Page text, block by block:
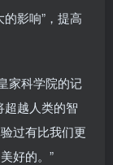
影响”，提高
家科学院的记
超越人类的智
过有比我们更
好的。”